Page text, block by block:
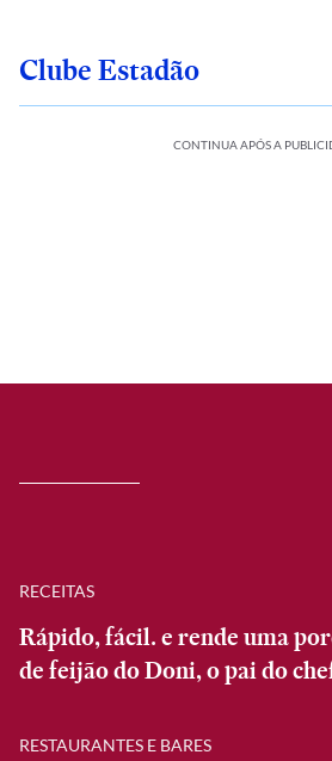
Clube Estadão
CONTINUA APÓS A
RECEITAS
Rápido, fácil. e rende uma
de feijão do Doni, o pai do
RESTAURANTES E BARES